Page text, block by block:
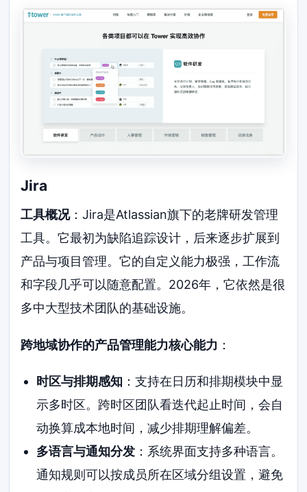
Jira
工具概况：Jira是Atlassian旗下的老牌研发管理
工具。它最初为缺陷追踪设计，后来逐步扩展到
产品与项目管理。它的自定义能力极强，工作流
和字段几乎可以随意配置。2026年，它依然是很
多中大型技术团队的基础设施。
跨地域协作的产品管理能力核心能力 ：
时区与排期感知 ：支持在日历和排期模块中显
示多时区。跨时区团队看迭代起止时间，会自
动换算成本地时间，减少排期理解偏差。
多语言与通知分发：系统界面支持多种语言。
通知规则可以按成员所在区域分组设置，避免